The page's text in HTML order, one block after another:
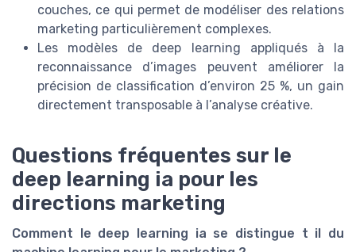
couches, ce qui permet de modéliser des relations
marketing particulièrement complexes.
Les modèles de deep learning appliqués à la
reconnaissance d’images peuvent améliorer la
précision de classification d’environ 25 %, un gain
directement transposable à l’analyse créative.
Questions fréquentes sur le
deep learning ia pour les
directions marketing
Comment le deep learning ia se distingue t il du